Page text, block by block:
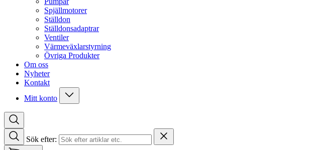
Spjällmotorer
Ställdon
Ställdonsadaptrar
Ventiler
Värmeväxlarstyrning
Övriga Produkter
Om oss
Nyheter
Kontakt
Mitt konto
Sök efter: